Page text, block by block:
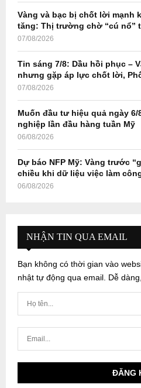
Vàng và bạc bị chốt lời mạnh
tăng: Thị trường chờ “cú nổ”
07/08/2026
Tin sáng 7/8: Dầu hồi phục –
nhưng gặp áp lực chốt lời,
07/08/2026
Muốn đầu tư hiệu quả ngày
nghiệp lần đầu hàng tuần Mỹ
06/08/2026
Dự báo NFP Mỹ: Vàng trước
chiều khi dữ liệu việc làm
06/08/2026
NHẬN TIN QUA EMAIL
Bạn không có thời gian vào
nhật tự động qua email. Dễ